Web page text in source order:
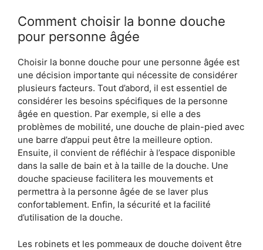
Comment choisir la bonne douche
pour personne âgée
Choisir la bonne douche pour une personne âgée est
une décision importante qui nécessite de considérer
plusieurs facteurs. Tout d’abord, il est essentiel de
considérer les besoins spécifiques de la personne
âgée en question. Par exemple, si elle a des
problèmes de mobilité, une douche de plain-pied avec
une barre d’appui peut être la meilleure option.
Ensuite, il convient de réfléchir à l’espace disponible
dans la salle de bain et à la taille de la douche. Une
douche spacieuse facilitera les mouvements et
permettra à la personne âgée de se laver plus
confortablement. Enfin, la sécurité et la facilité
d’utilisation de la douche.
Les robinets et les pommeaux de douche doivent être